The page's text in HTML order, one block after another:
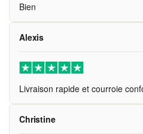
Bien
Alexis
Livraison rapide et courroie
Christine